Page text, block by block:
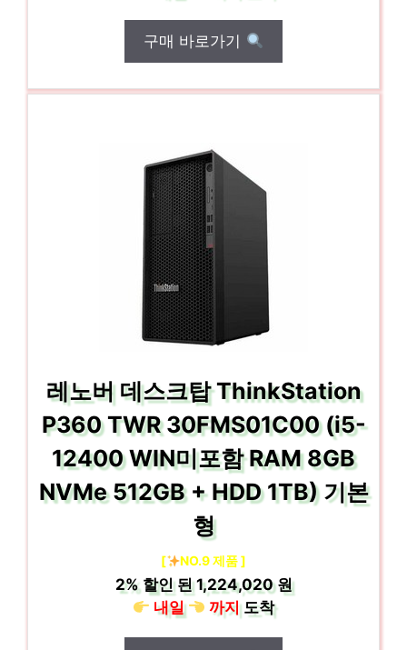
구매 바로가기
레노버 데스크탑 ThinkStation
P360 TWR 30FMS01C00 (i5-
12400 WIN미포함 RAM 8GB
NVMe 512GB + HDD 1TB) 기본
형
[ NO.9 제품 ]
2%할인 된1,224,020 원
내일
까지도착